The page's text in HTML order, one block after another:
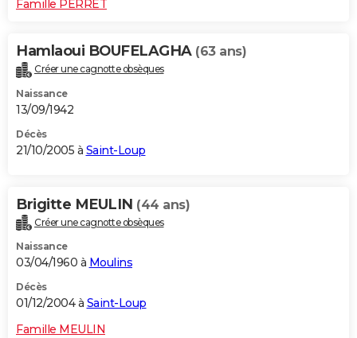
Famille PERRET
Hamlaoui BOUFELAGHA (63 ans)
Créer une cagnotte obsèques
Naissance
13/09/1942
Décès
21/10/2005 à Saint-Loup
Brigitte MEULIN (44 ans)
Créer une cagnotte obsèques
Naissance
03/04/1960 à Moulins
Décès
01/12/2004 à Saint-Loup
Famille MEULIN